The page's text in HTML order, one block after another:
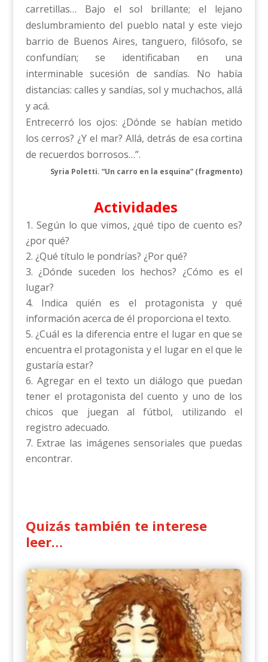
carretillas… Bajo el sol brillante; el lejano
deslumbramiento del pueblo natal y este viejo
barrio de Buenos Aires, tanguero, filósofo, se
confundían; se identificaban en una
interminable sucesión de sandías. No había
distancias: calles y sandías, sol y muchachos, allá
y acá.
Entrecerró los ojos: ¿Dónde se habían metido
los cerros? ¿Y el mar? Allá, detrás de esa cortina
de recuerdos borrosos…”.
Syria Poletti. “Un carro en la esquina” (fragmento)
Actividades
Según lo que vimos, ¿qué tipo de cuento es?
¿por qué?
¿Qué título le pondrías? ¿Por qué?
¿Dónde suceden los hechos? ¿Cómo es el
lugar?
Indica quién es el protagonista y qué
información acerca de él proporciona el texto.
¿Cuál es la diferencia entre el lugar en que se
encuentra el protagonista y el lugar en el que le
gustaría estar?
Agregar en el texto un diálogo que puedan
tener el protagonista del cuento y uno de los
chicos que juegan al fútbol, utilizando el
registro adecuado.
Extrae las imágenes sensoriales que puedas
encontrar.
Quizás también te interese
leer…